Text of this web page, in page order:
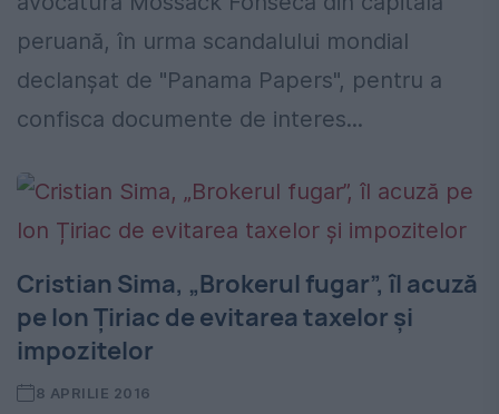
peruană, în urma scandalului mondial
declanșat de "Panama Papers", pentru a
confisca documente de interes...
Cristian Sima, „Brokerul fugar”, îl acuză
pe Ion Țiriac de evitarea taxelor și
impozitelor
8 APRILIE 2016